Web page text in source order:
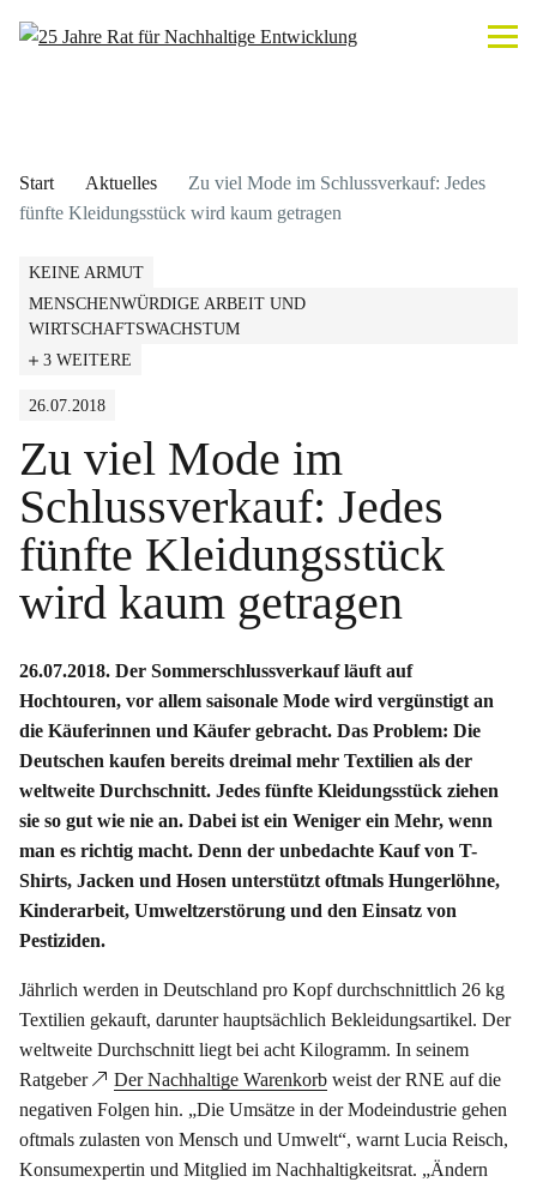
Start Aktuelles
Zu viel Mode im Schlussverkauf: Jedes
fünfte Kleidungsstück wird kaum getragen
KEINE ARMUT
MENSCHENWÜRDIGE ARBEIT UND
WIRTSCHAFTSWACHSTUM
3 WEITERE
26.07.2018
Zu viel Mode im
Schlussverkauf: Jedes
fünfte Kleidungsstück
wird kaum getragen
26.07.2018. Der Sommerschlussverkauf läuft auf
Hochtouren, vor allem saisonale Mode wird vergünstigt an
die Käuferinnen und Käufer gebracht. Das Problem: Die
Deutschen kaufen bereits dreimal mehr Textilien als der
weltweite Durchschnitt. Jedes fünfte Kleidungsstück ziehen
sie so gut wie nie an. Dabei ist ein Weniger ein Mehr, wenn
man es richtig macht. Denn der unbedachte Kauf von T-
Shirts, Jacken und Hosen unterstützt oftmals Hungerlöhne,
Kinderarbeit, Umweltzerstörung und den Einsatz von
Pestiziden.
Jährlich werden in Deutschland pro Kopf durchschnittlich 26 kg
Textilien gekauft, darunter hauptsächlich Bekleidungsartikel. Der
weltweite Durchschnitt liegt bei acht Kilogramm. In seinem
Ratgeber
Der Nachhaltige Warenkorb weist der RNE auf die
negativen Folgen hin. „Die Umsätze in der Modeindustrie gehen
oftmals zulasten von Mensch und Umwelt“, warnt Lucia Reisch,
Konsumexpertin und Mitglied im Nachhaltigkeitsrat. „Ändern